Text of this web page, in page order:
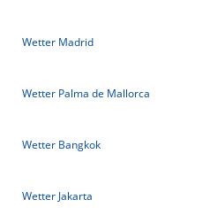
Wetter Madrid
Wetter Palma de Mallorca
Wetter Bangkok
Wetter Jakarta